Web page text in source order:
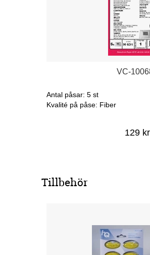
VC-
Antal påsar: 5 st
Kvalité på påse: Fiber
129 kr
Tillbehör